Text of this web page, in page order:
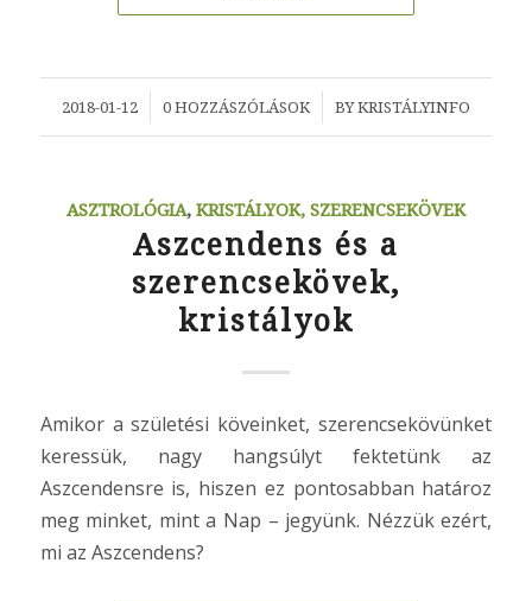
2018-01-12
/ 0 HOZZÁSZÓLÁSOK
/ BYKRISTÁLYINFO
ASZTROLÓGIA, KRISTÁLYOK, SZERENCSEKÖVEK
Aszcendens és a
szerencsekövek,
kristályok
Amikor a születési köveinket, szerencsekövünket
keressük, nagy hangsúlyt fektetünk az
Aszcendensre is, hiszen ez pontosabban határoz
meg minket, mint a Nap – jegyünk. Nézzük ezért,
mi az Aszcendens?